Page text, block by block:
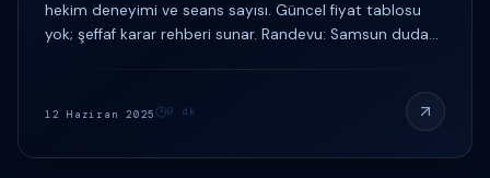
hekim deneyimi ve seans sayısı. Güncel fiyat tablosu
yok; şeffaf karar rehberi sunar. Randevu: Samsun dudak
12 Haziran 2025 9 dk